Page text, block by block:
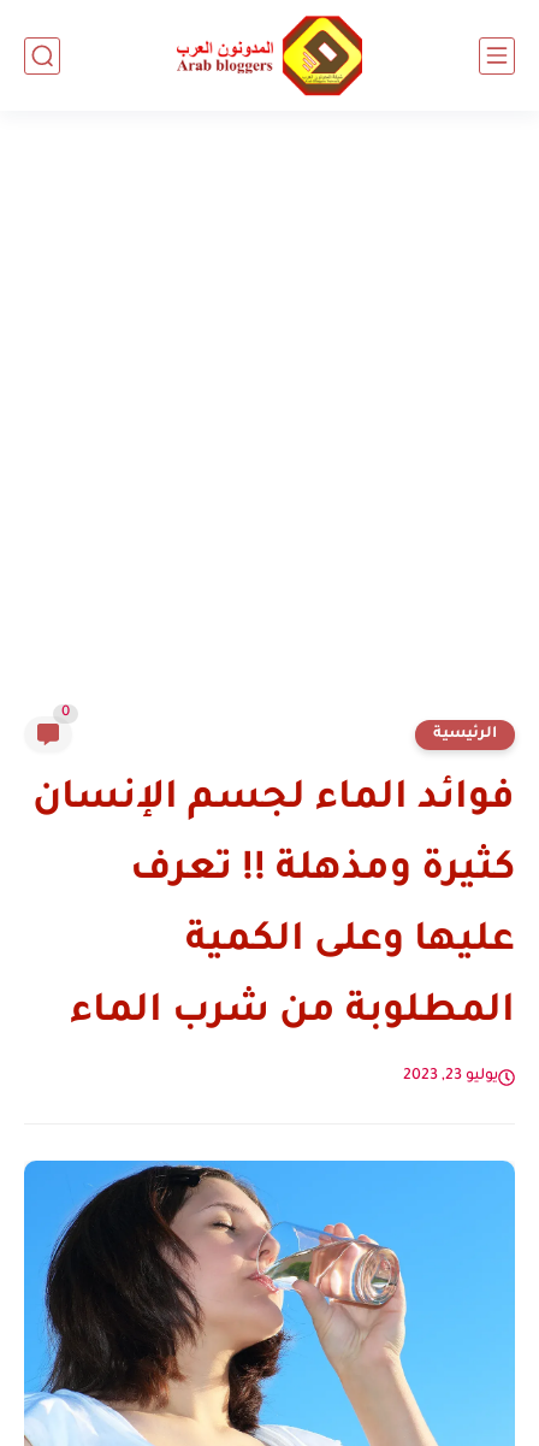
الرئيسية
0
فوائد الماء لجسم الإنسان
كثيرة ومذهلة !! تعرف
عليها وعلى الكمية
المطلوبة من شرب الماء
يوليو 23, 2023